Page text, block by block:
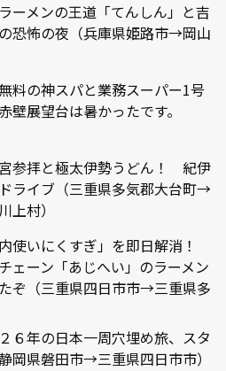
ーメンの王道「てんしん」と吉
恐怖の夜（兵庫県姫路市→岡山
料の神スパと業務スーパー1号
展望台は暑かったです。
参拝と極太伊勢うどん！ 紀伊
ライブ（三重県多気郡大台町→
上村）
使いにくすぎ」を即日解消！
ェーン「あじへい」のラーメン
ぞ（三重県四日市市→三重県多
６年の日本一周穴埋め旅、スタ
岡県磐田市→三重県四日市市）